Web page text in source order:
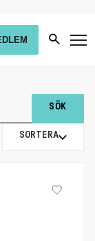
SORTERA